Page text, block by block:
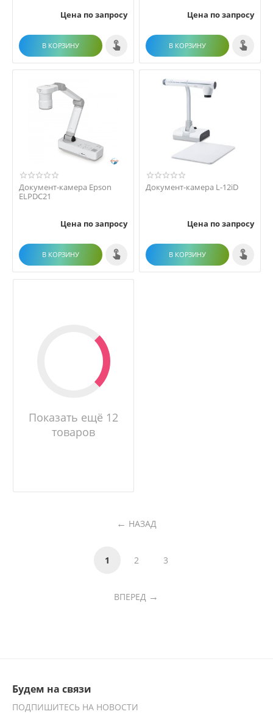
Цена по запросу
В КОРЗИНУ
Цена по запросу
В КОРЗИНУ
Документ-камера Epson
ELPDC21
Цена по запросу
В КОРЗИНУ
Документ-камера L-12iD
Цена по запросу
В КОРЗИНУ
Показать ещё 12
товаров
НАЗАД
1 2 3
ВПЕРЕД
Будем на связи
ПОДПИШИТЕСЬ НА НОВОСТИ